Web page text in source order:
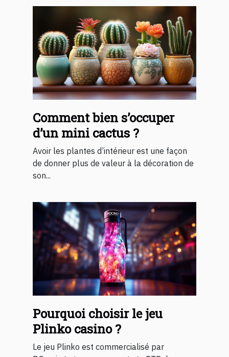
Comment bien s’occuper
d’un mini cactus ?
Avoir les plantes d’intérieur est une façon
de donner plus de valeur à la décoration de
son...
Pourquoi choisir le jeu
Plinko casino ?
Le jeu Plinko est commercialisé par